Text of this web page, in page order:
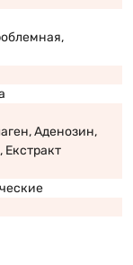
Аденозин,
Екстракт